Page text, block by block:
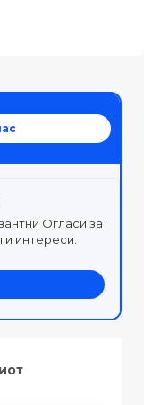
Огласи за
интереси.